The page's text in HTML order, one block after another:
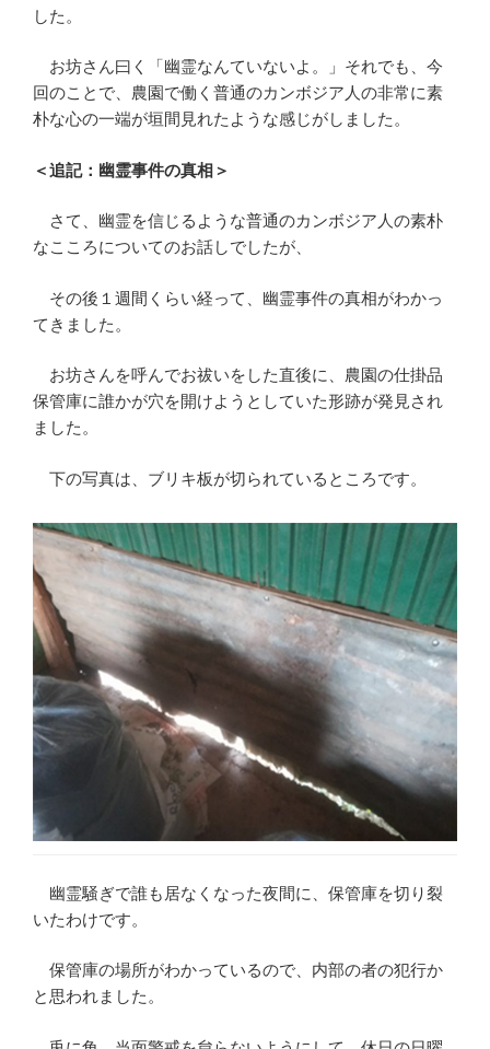
した。
お坊さん曰く「幽霊なんていないよ。」それでも、今
回のことで、農園で働く普通のカンボジア人の非常に素
朴な心の一端が垣間見れたような感じがしました。
＜追記：幽霊事件の真相＞
さて、幽霊を信じるような普通のカンボジア人の素朴
なこころについてのお話しでしたが、
その後１週間くらい経って、幽霊事件の真相がわかっ
てきました。
お坊さんを呼んでお祓いをした直後に、農園の仕掛品
保管庫に誰かが穴を開けようとしていた形跡が発見され
ました。
下の写真は、ブリキ板が切られているところです。
幽霊騒ぎで誰も居なくなった夜間に、保管庫を切り裂
いたわけです。
保管庫の場所がわかっているので、内部の者の犯行か
と思われました。